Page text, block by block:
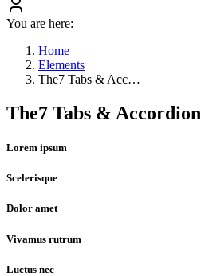
You are here:
Home
Elements
The7 Tabs & Acc…
The7 Tabs & Accordion
Lorem ipsum
Scelerisque
Dolor amet
Vivamus rutrum
Luctus nec